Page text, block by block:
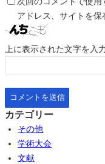
アドレス、サイトを保
上に表示された文字を入
カテゴリー
その他
学術大会
文献